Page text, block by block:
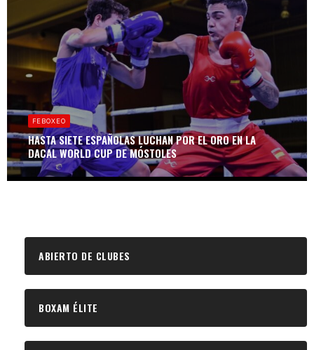
FEBOXEO
HASTA SIETE ESPAÑOLAS LUCHAN POR EL ORO EN LA
DACAL WORLD CUP DE MÓSTOLES
ABIERTO DE CLUBES
BOXAM ÉLITE